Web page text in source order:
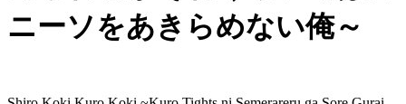
ニーソをあきらめない俺～